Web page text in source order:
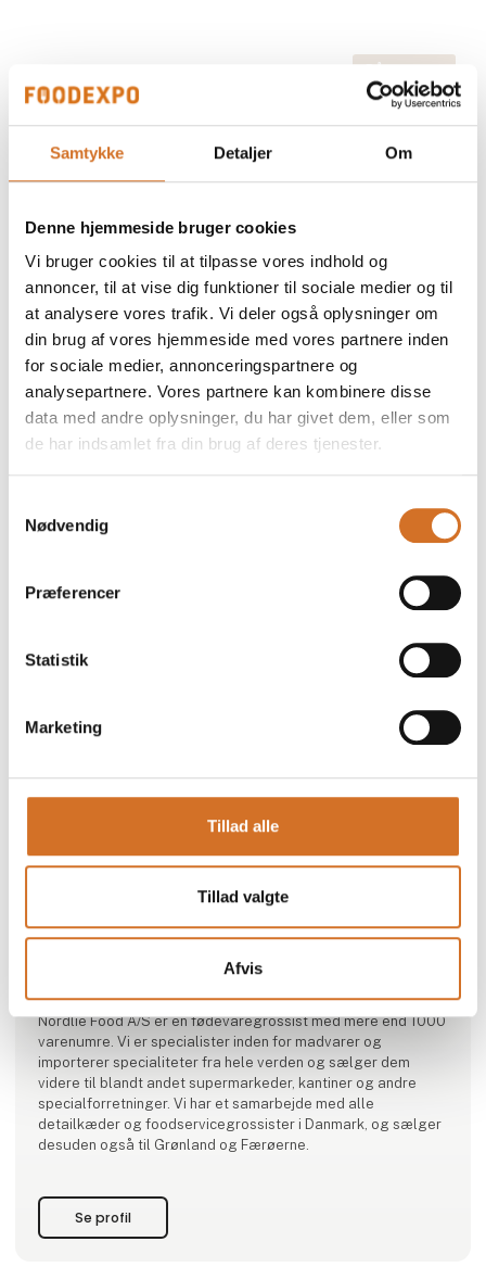
Samtykke Detaljer Om
Denne hjemmeside bruger cookies
Vi bruger cookies til at tilpasse vores indhold og
annoncer, til at vise dig funktioner til sociale medier og til
at analysere vores trafik. Vi deler også oplysninger om
din brug af vores hjemmeside med vores partnere inden
for sociale medier, annonceringspartnere og
analysepartnere. Vores partnere kan kombinere disse
data med andre oplysninger, du har givet dem, eller som
de har indsamlet fra din brug af deres tjenester.
Nødvendig
Præferencer
Statistik
Marketing
Tillad alle
Tillad valgte
Afvis
På messen
WALKERS Shortbread Fingers 32% Smør
På messen
Citronsmag
På messen
WALKERS Shortbread Rounds 35%
Smør
Foodexpo
Dette produkt kan opleves på udstillerens stand på messen
Nordlie Food A/S er en fødevaregrossist med mere end 1000
varenumre. Vi er specialister inden for madvarer og
importerer specialiteter fra hele verden og sælger dem
videre til blandt andet supermarkeder, kantiner og andre
specialforretninger. Vi har et samarbejde med alle
detailkæder og foodservicegrossister i Danmark, og sælger
desuden også til Grønland og Færøerne.
Se profil